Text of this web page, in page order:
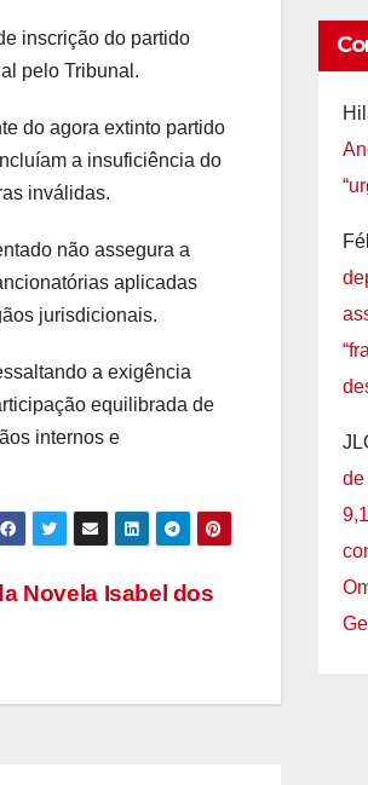
inscrição do partido
pelo Tribunal.
do agora extinto partido
a insuficiência do
inválidas.
não assegura a
aplicadas
jurisdicionais.
a exigência
equilibrada de
internos e
Novela Isabel dos
de